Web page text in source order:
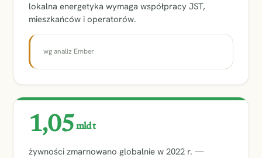
lokalna energetyka wymaga współpracy JST,
mieszkańców i operatorów.
wg analiz Ember
1,05 mld t
żywności zmarnowano globalnie w 2022 r. —